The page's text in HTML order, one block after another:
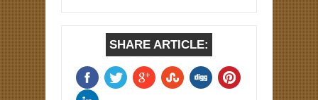
SHARE ARTICLE: